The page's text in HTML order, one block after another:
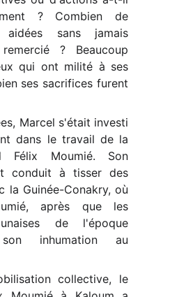
? Combien de
sans jamais
? Beaucoup
qui ont milité à ses
ses sacrifices furent
Marcel s'était investi
dans le travail de la
Félix Moumié. Son
conduit à tisser des
la Guinée-Conakry, où
après que les
de l'époque
inhumation au
collective, le